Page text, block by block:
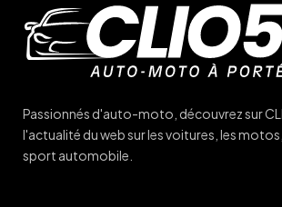
Passionnés d'auto-moto, découvrez sur
l'actualité du web sur les voitures, les
sport automobile.